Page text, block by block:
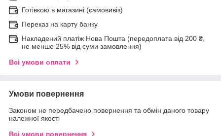
Готівкою в магазині (самовивіз)
Переказ на карту банку
Накладений платіж Нова Пошта (передоплата від 200 ₴,
не менше 25% від суми замовлення)
Всі умови оплати
Умови повернення
Законом не передбачено повернення та обмін даного товару
належної якості
Всі умови повернення